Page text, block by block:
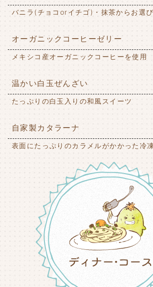
バニラ(チョコorイチゴ)・抹茶からお選び
オーガニックコーヒーゼリー
メキシコ産オーガニックコーヒーを使用
温かい白玉ぜんざい
たっぷりの白玉入りの和風スイーツ
自家製カタラーナ
表面にたっぷりのカラメルがかかった冷